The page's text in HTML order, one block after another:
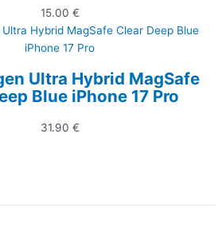
15.00 €
Ultra Hybrid MagSafe
Blue iPhone 17 Pro
31.90 €